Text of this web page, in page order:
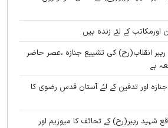
اورمکاتب کے لئے زندہ ہيں
انقلاب(رح) کی تشییع جنازہ ،عصر حاضر
ہے
اور تدفین کے لئے آستان قدس رضوی کا
شہید رہبر(رح) کے تحائف کا میوزیم اور